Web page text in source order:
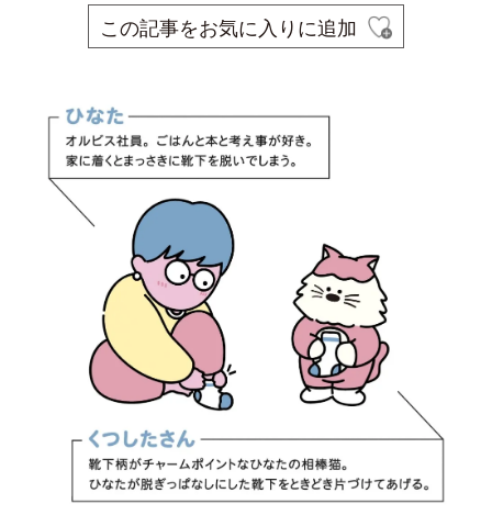
この記事をお気に入りに追加